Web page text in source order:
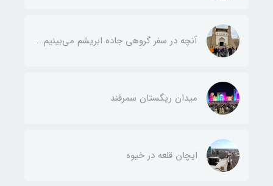
آنچه در سفر گروهی جاده ابریشم می‌بینیم...
میدان ریگستان سمرقند
ایچان قلعه در خیوه